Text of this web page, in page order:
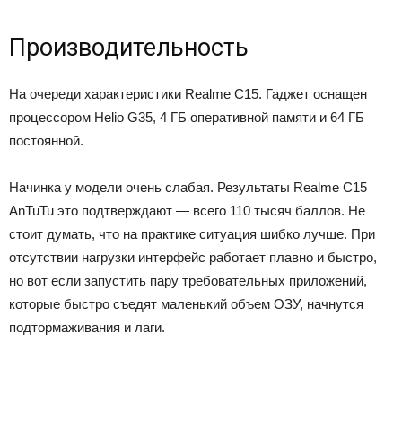
Производительность
На очереди характеристики Realme C15. Гаджет оснащен
процессором Helio G35, 4 ГБ оперативной памяти и 64 ГБ
постоянной.
Начинка у модели очень слабая. Результаты Realme C15
AnTuTu это подтверждают — всего 110 тысяч баллов. Не
стоит думать, что на практике ситуация шибко лучше. При
отсутствии нагрузки интерфейс работает плавно и быстро,
но вот если запустить пару требовательных приложений,
которые быстро съедят маленький объем ОЗУ, начнутся
подтормаживания и лаги.